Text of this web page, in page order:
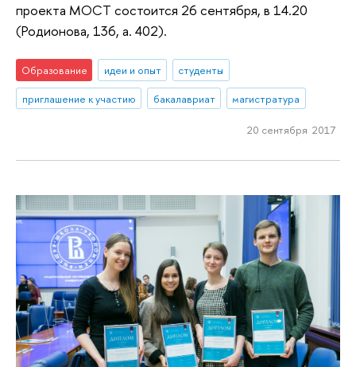
проекта МОСТ состоится 26 сентября, в 14.20
(Родионова, 136, а. 402).
Образование идеи и опыт
студенты
приглашение к участию
бакалавриат магистратура
20 сентября 2017